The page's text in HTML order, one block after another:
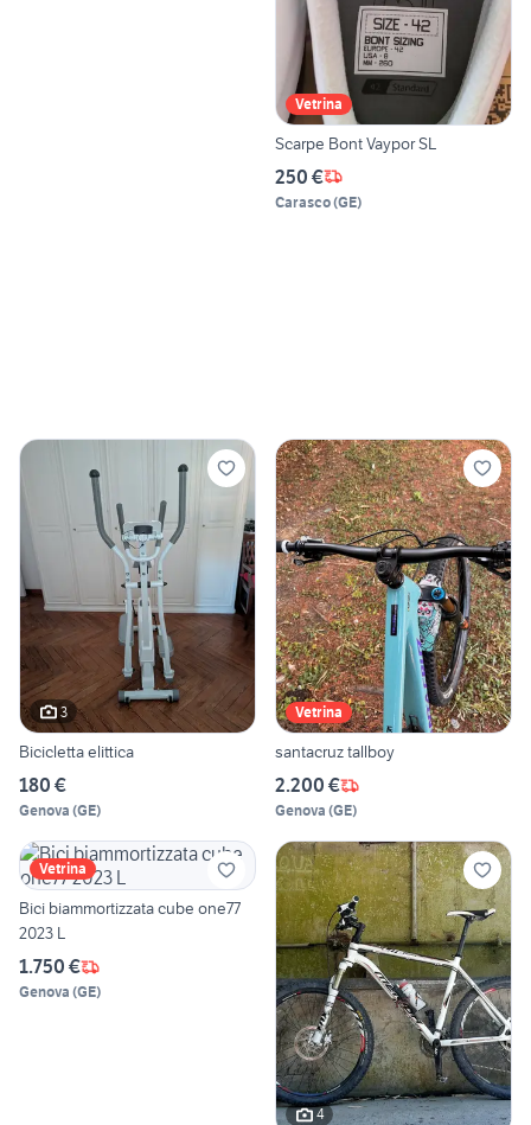
Vetrina
Scarpe Bont Vaypor SL
250 €
Carasco(GE)
3
Bicicletta elittica
180 €
Genova (GE)
Vetrina
santacruz tallboy
2.200 €
Genova (GE)
Vetrina
Bici biammortizzata cube one77
2023 L
1.750 €
Genova (GE)
4